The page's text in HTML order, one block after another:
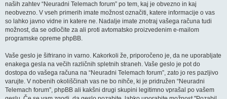
naših zahtev “Neuradni Telemach forum” po tem, kaj je obvezno in kaj
neobvezno. V vseh primerih imate možnost označiti, katere informacije o vas
so lahko javno vidne in katere ne. Nadalje imate znotraj vašega računa tudi
možnost, da se odločite za ali proti avtomatsko proizvedenim e-mailom
programske opreme phpBB.
Vaše geslo je šifrirano in varno. Kakorkoli že, priporočeno je, da ne uporabljate
enakega gesla na večih različnih spletnih straneh. Vaše geslo je pot do
dostopa do vašega računa na “Neuradni Telemach forum”, zato jo res pazljivo
varujte. V nobenih okoliščinah vas ne bo nihče, ki je pridružen “Neuradni
Telemach forum”, phpBB ali kakšni drugi skupini legitimno vprašal po vašem